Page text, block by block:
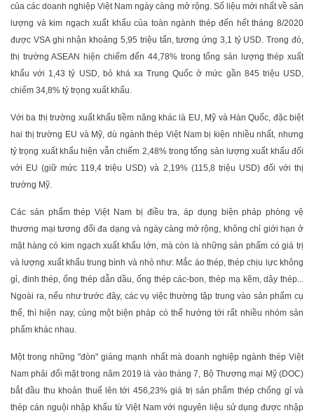
của các doanh nghiệp Việt Nam ngày càng mở rộng. Số liệu mới nhất về sản
lượng và kim ngạch xuất khẩu của toàn ngành thép đến hết tháng 8/2020
được VSA ghi nhận khoảng 5,95 triệu tấn, tương ứng 3,1 tỷ USD. Trong đó,
thị trường ASEAN hiện chiếm đến 44,78% trong tổng sản lượng thép xuất
khẩu với 1,43 tỷ USD, bỏ khá xa Trung Quốc ở mức gần 845 triệu USD,
chiếm 34,8% tỷ trọng xuất khẩu.
Với ba thị trường xuất khẩu tiềm năng khác là EU, Mỹ và Hàn Quốc, đặc biệt
hai thị trường EU và Mỹ, dù ngành thép Việt Nam bị kiện nhiều nhất, nhưng
tỷ trọng xuất khẩu hiện vẫn chiếm 2,48% trong tổng sản lượng xuất khẩu đối
với EU (giữ mức 119,4 triệu USD) và 2,19% (115,8 triệu USD) đối với thị
trường Mỹ.
Các sản phẩm thép Việt Nam bị điều tra, áp dụng biện pháp phòng vệ
thương mại tương đối đa dạng và ngày càng mở rộng, không chỉ giới hạn ở
mặt hàng có kim ngạch xuất khẩu lớn, mà còn là những sản phẩm có giá trị
và lượng xuất khẩu trung bình và nhỏ như: Mắc áo thép, thép chịu lực không
gỉ, đinh thép, ống thép dẫn dầu, ống thép các-bon, thép mạ kẽm, dây thép...
Ngoài ra, nếu như trước đây, các vụ việc thường tập trung vào sản phẩm cụ
thể, thì hiện nay, cùng một biện pháp có thể hướng tới rất nhiều nhóm sản
phẩm khác nhau.
Một trong những "đòn" giáng mạnh nhất mà doanh nghiệp ngành thép Việt
Nam phải đối mặt trong năm 2019 là vào tháng 7, Bộ Thương mại Mỹ (DOC)
bắt đầu thu khoản thuế lên tới 456,23% giá trị sản phẩm thép chống gỉ và
thép cán nguội nhập khẩu từ Việt Nam với nguyên liệu sử dụng được nhập